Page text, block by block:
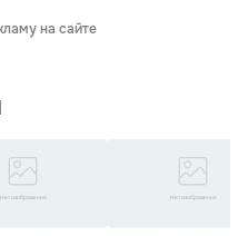
на сайте